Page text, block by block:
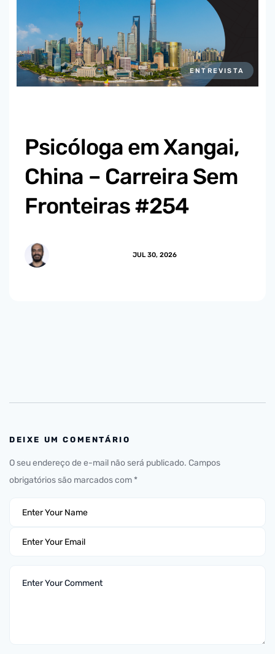
ENTREVISTA
Psicóloga em Xangai,
China – Carreira Sem
Fronteiras #254
JUL 30, 2026
DEIXE UM COMENTÁRIO
O seu endereço de e-mail não será publicado. Campos
obrigatórios são marcados com *